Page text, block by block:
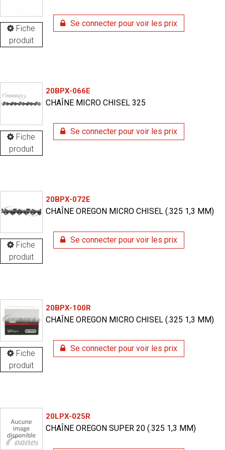
Fiche
produit
Se connecter pour voir les prix
Fiche
produit
20BPX-066E
CHAÎNE MICRO CHISEL 325
Se connecter pour voir les prix
Fiche
produit
20BPX-072E
CHAÎNE OREGON MICRO CHISEL (.325 1,3 MM)
Se connecter pour voir les prix
Fiche
produit
20BPX-100R
CHAÎNE OREGON MICRO CHISEL (.325 1,3 MM)
Se connecter pour voir les prix
20LPX-025R
CHAÎNE OREGON SUPER 20 (.325 1,3 MM)